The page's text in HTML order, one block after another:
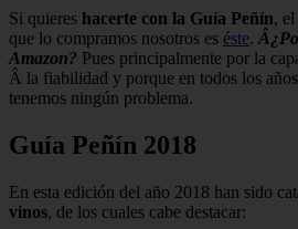
Si quieres hacerte con la Guía Peñín,
que lo compramos nosotros es éste.
Amazon? Pues principalmente por la
Â la fiabilidad y porque en todos los
tenemos ningún problema.
Guía Peñín 2018
En esta edición del año 2018 han sido
vinos, de los cuales cabe destacar: